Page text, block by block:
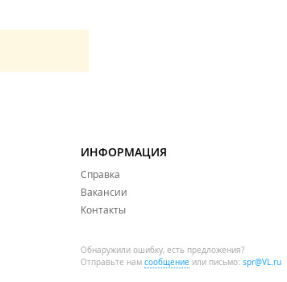
ИНФОРМАЦИЯ
Справка
Вакансии
Контакты
Обнаружили ошибку, есть предложения?
Отправьте нам сообщение или письмо: spr@VL.ru